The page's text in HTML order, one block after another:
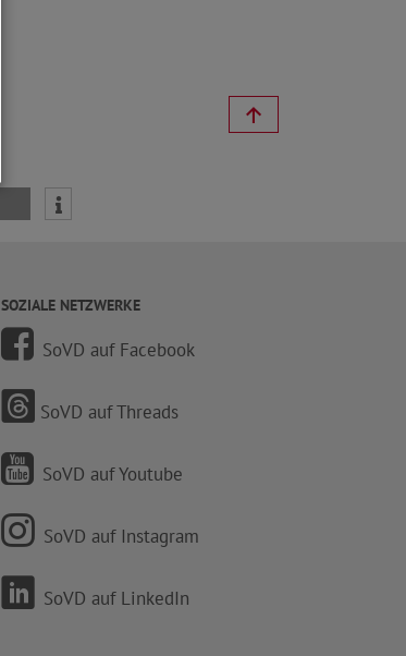
SOZIALE NETZWERKE
SoVD auf Facebook
SoVD auf Threads
SoVD auf Youtube
SoVD auf Instagram
SoVD auf LinkedIn